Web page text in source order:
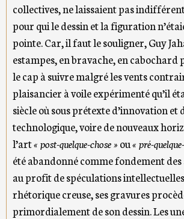
collectives, ne laissaient pas
pour qui le dessin et la figuration
pointe. Car, il faut le souligner, Guy
estampes, en bravache, en cabochard
le cap à suivre malgré les vents
plaisancier à voile expérimenté qu’il
siècle où sous prétexte d’innovation et
technologique, voire de nouveaux
l’art« post-quelque-chose » ou« pré-
été abandonné comme fondement
au profit de spéculations intellectuelles
rhétorique creuse, ses gravures
primordialement de son dessin. Les